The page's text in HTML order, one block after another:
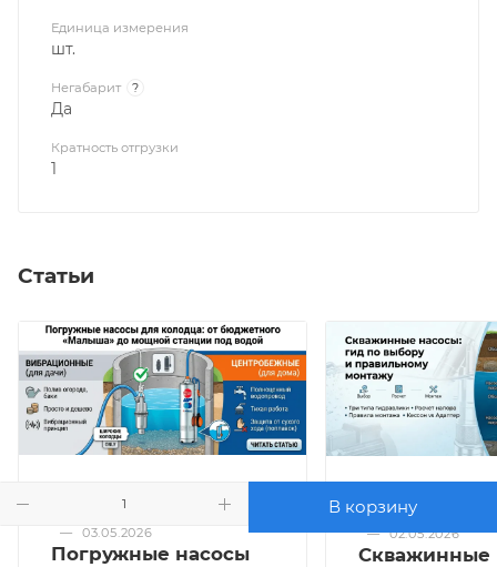
В корзину
Единица измерения
шт.
Негабарит ?
Да
Кратность отгрузки
1
Статьи
—
03.05.2026
Погружные насосы
НАСОСЫ
— 02.05.2026
Скважинные